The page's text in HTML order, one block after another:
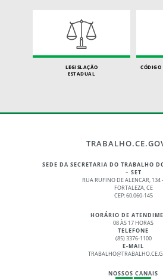
LEGISLAÇÃO
ESTADUAL
CÓDIGO
SEDE DA SECRETARIA DO TRABALHO
– SET
RUA RUFINO DE ALENCAR, 134
FORTALEZA, CE
CEP: 60.060-145
HORÁRIO DE
08 ÀS 17 HORAS
TELEFONE
(85) 3376-1100
E-MAIL
NOSSOS CANAIS